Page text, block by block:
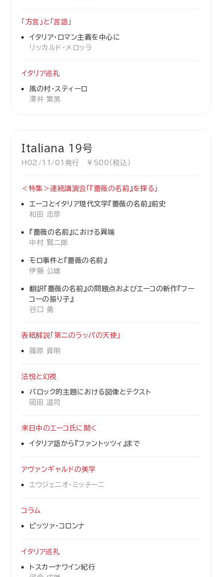
「方言」と「言語」
イタリア・ロマン主義を中心に
リッカルド・メロッラ
イタリア巡礼
風の村・スティーロ
澤井 繁男
Italiana 19号
H02/11/01発行 ￥500（税込）
＜特集＞連続講演会「『薔薇の名前』を探る」
エーコとイタリア現代文学『薔薇の名前』前史
和田 忠彦
『薔薇の名前』における異端
中村 賢二郎
モロ事件と『薔薇の名前』
伊藤 公雄
翻訳『薔薇の名前』の問題点およびエーコの新作『フー
コーの振り子』
谷口 勇
表紙解説「第二のラッパの天使」
篠原 資明
法悦と幻視
バロック的主題における図像とテクスト
岡田 温司
来日中のエーコ氏に聞く
イタリア語から『ファントッツィ』まで
アヴァンギャルドの美学
エウジェニオ・ミッチーニ
コラム
ピッツァ・コロンナ
イタリア巡礼
トスカーナワイン紀行